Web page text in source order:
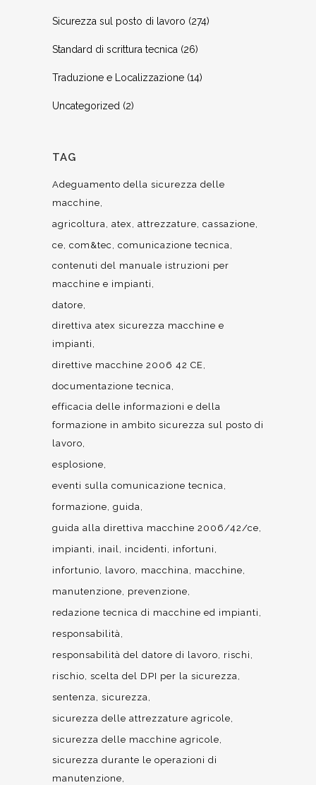
Sicurezza sul posto di lavoro (274)
Standard di scrittura tecnica (26)
Traduzione e Localizzazione (14)
Uncategorized (2)
TAG
Adeguamento della sicurezza delle
macchine
agricoltura atex attrezzature cassazione
ce com&tec
comunicazione tecnica
contenuti del manuale istruzioni per
macchine e impianti
datore
direttiva atex sicurezza macchine e
impianti
direttive macchine 2006 42 CE
documentazione tecnica
efficacia delle informazioni e della
formazione in ambito sicurezza sul posto di
lavoro
esplosione
eventi sulla comunicazione tecnica
formazione guida
guida alla direttiva macchine 2006/42/ce
impianti
inail incidenti
infortuni
infortunio
lavoro macchina
macchine
manutenzione
prevenzione
redazione tecnica di macchine ed impianti
responsabilità
responsabilità del datore di lavoro
rischi
rischio scelta del DPI per la sicurezza
sentenza sicurezza
sicurezza delle attrezzature agricole
sicurezza delle macchine agricole
sicurezza durante le operazioni di
manutenzione